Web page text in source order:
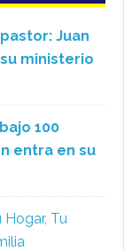
Juan
ministerio
100
entra en su
Hogar, Tu